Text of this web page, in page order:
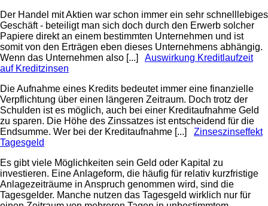
Der Handel mit Aktien war schon immer ein sehr schnelllebiges
Geschäft - beteiligt man sich doch durch den Erwerb solcher
Papiere direkt an einem bestimmten Unternehmen und ist
somit von den Erträgen eben dieses Unternehmens abhängig.
Wenn das Unternehmen also [...] Auswirkung Kreditlaufzeit
auf Kreditzinsen
Die Aufnahme eines Kredits bedeutet immer eine finanzielle
Verpflichtung über einen längeren Zeitraum. Doch trotz der
Schulden ist es möglich, auch bei einer Kreditaufnahme Geld
zu sparen. Die Höhe des Zinssatzes ist entscheidend für die
Endsumme. Wer bei der Kreditaufnahme [...] Zinseszinseffekt
Tagesgeld
Es gibt viele Möglichkeiten sein Geld oder Kapital zu
investieren. Eine Anlageform, die häufig für relativ kurzfristige
Anlagezeiträume in Anspruch genommen wird, sind die
Tagesgelder. Manche nutzen das Tagesgeld wirklich nur für